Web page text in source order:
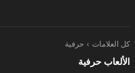
كل العلامات حرفية
الألعاب حرفية